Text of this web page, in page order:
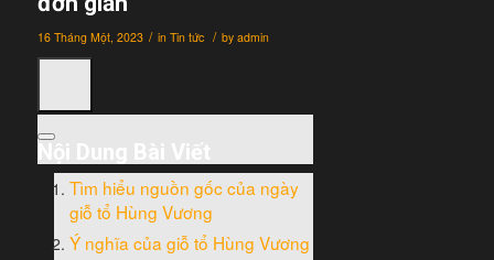
16 Tháng Một, 2023 / in Tin tức / by admin
Tìm hiểu nguồn gốc của ngày
giỗ tổ Hùng Vương
Ý nghĩa của giỗ tổ Hùng Vương